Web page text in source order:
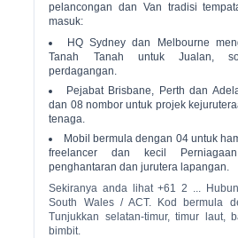
pelancongan dan Van tradisi
masuk:
HQ Sydney dan Melbourne
Tanah Tanah untuk Jualan,
perdagangan.
Pejabat Brisbane, Perth dan
dan 08nombor untuk projek
tenaga.
Mobil bermula dengan 04untuk
freelancer dan kecil
penghantaran dan jurutera lapangan.
Sekiranya anda lihat+61 2 ...
South Wales / ACT. Kod bermula
Tunjukkan selatan-timur, timur laut,
bimbit.